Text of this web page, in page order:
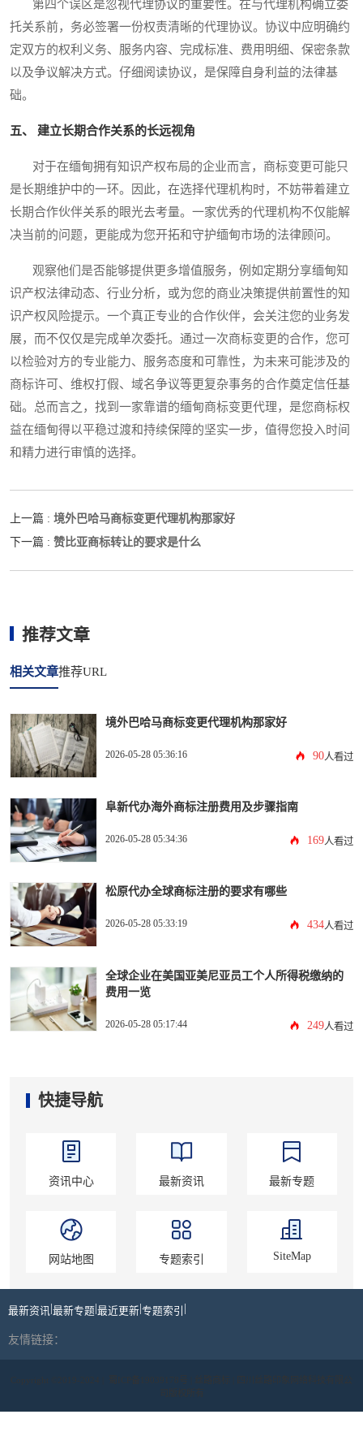
第四个误区是忽视代理协议的重要性。在与代理机构确立委
托关系前，务必签署一份权责清晰的代理协议。协议中应明确约
定双方的权利义务、服务内容、完成标准、费用明细、保密条款
以及争议解决方式。仔细阅读协议，是保障自身利益的法律基
础。
五、 建立长期合作关系的长远视角
对于在缅甸拥有知识产权布局的企业而言，商标变更可能只
是长期维护中的一环。因此，在选择代理机构时，不妨带着建立
长期合作伙伴关系的眼光去考量。一家优秀的代理机构不仅能解
决当前的问题，更能成为您开拓和守护缅甸市场的法律顾问。
观察他们是否能够提供更多增值服务，例如定期分享缅甸知
识产权法律动态、行业分析，或为您的商业决策提供前置性的知
识产权风险提示。一个真正专业的合作伙伴，会关注您的业务发
展，而不仅仅是完成单次委托。通过一次商标变更的合作，您可
以检验对方的专业能力、服务态度和可靠性，为未来可能涉及的
商标许可、维权打假、域名争议等更复杂事务的合作奠定信任基
础。总而言之，找到一家靠谱的缅甸商标变更代理，是您商标权
益在缅甸得以平稳过渡和持续保障的坚实一步，值得您投入时间
和精力进行审慎的选择。
上一篇 : 境外巴哈马商标变更代理机构那家好
下一篇 : 赞比亚商标转让的要求是什么
推荐文章
相关文章推荐URL
境外巴哈马商标变更代理机构那家好
2026-05-28 05:36:16 90人看过
阜新代办海外商标注册费用及步骤指南
2026-05-28 05:34:36 169人看过
松原代办全球商标注册的要求有哪些
2026-05-28 05:33:19 434人看过
全球企业在美国亚美尼亚员工个人所得税缴纳的
费用一览
2026-05-28 05:17:44 249人看过
快捷导航
资讯中心 最新资讯 最新专题
网站地图 专题索引 SiteMap
最新资讯 |最新专题|最近更新|专题索引 |
友情链接：